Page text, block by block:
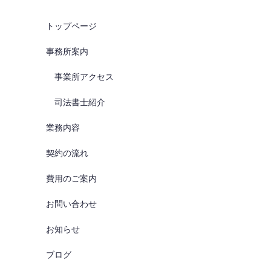
トップページ
事務所案内
事業所アクセス
司法書士紹介
業務内容
契約の流れ
費用のご案内
お問い合わせ
お知らせ
ブログ